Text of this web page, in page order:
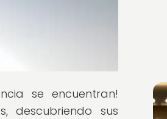
se encuentran!
descubriendo sus